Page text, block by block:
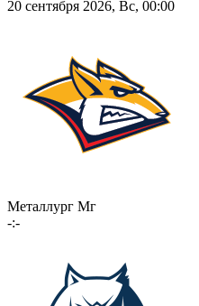
20 сентября 2026, Вс, 00:00
Металлург Мг
-:-